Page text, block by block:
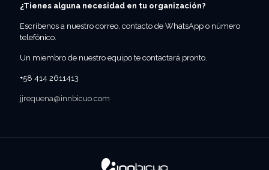
¿Tienes alguna necesidad en tu organización?
Escríbenos a nuestro correo, contacto de WhatsApp o número
telefónico.
Un miembro de nuestro equipo te contactará pronto.
+58 414 2611413
jjrequena@innbicuo.com